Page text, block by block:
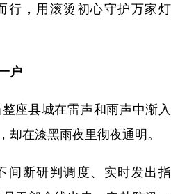
行，用滚烫初心守护万家灯
户
座县城在雷声和雨声中渐入
却在漆黑雨夜里彻夜通明。
间断研判调度、实时发出指